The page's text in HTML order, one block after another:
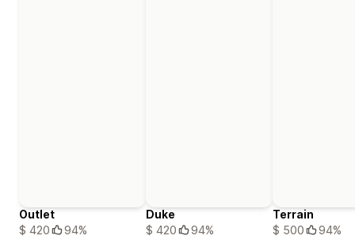
Outlet
$ 420
94%
Duke
$ 420
94%
Terrain
$ 500
94%